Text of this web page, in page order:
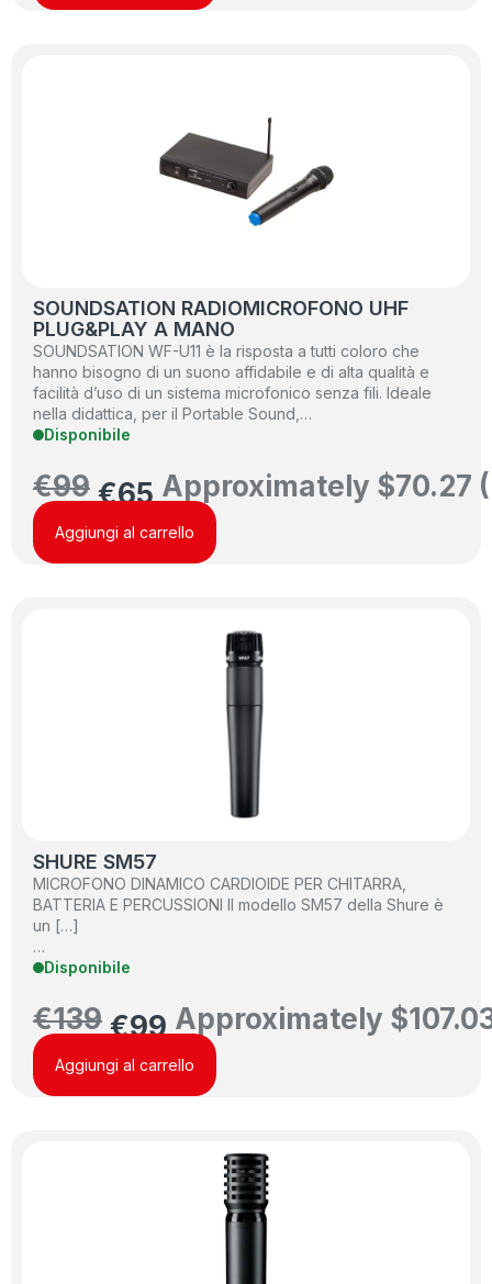
SOUNDSATION RADIOMICROFONO UHF
PLUG&PLAY A MANO
SOUNDSATION WF-U11 è la risposta a tutti coloro che
hanno bisogno di un suono affidabile e di alta qualità e
facilità d’uso di un sistema microfonico senza fili. Ideale
nella didattica, per il Portable Sound,…
Disponibile
€99 €65 Approximately $70.27
Aggiungi al carrello
SHURE SM57
MICROFONO DINAMICO CARDIOIDE PER CHITARRA,
BATTERIA E PERCUSSIONI Il modello SM57 della Shure è
un […]
…
Disponibile
€139 €99 Approximately $
Aggiungi al carrello